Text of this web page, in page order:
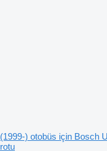
(1999-) otobüs için Bosch
rotu